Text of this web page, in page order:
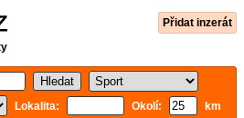
Přidat inzerát
Lokalita:
Okolí:
km